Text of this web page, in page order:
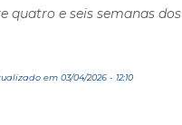
quatro e seis semanas dos
em 03/04/2026 - 12:10